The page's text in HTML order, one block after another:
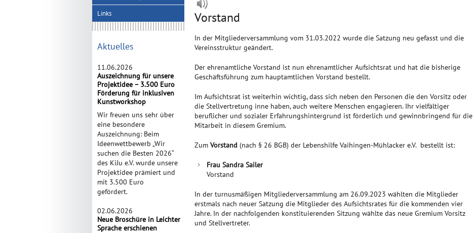
Links
Aktuelles
11.06.2026
Auszeichnung für unsere
Projektidee – 3.500 Euro
Förderung für inklusiven
Kunstworkshop
Wir freuen uns sehr über
eine besondere
Auszeichnung: Beim
Ideenwettbewerb „Wir
suchen die Besten 2026“
des KiJu e.V. wurde unsere
Projektidee prämiert und
mit 3.500 Euro
gefördert.
02.06.2026
Neue Broschüre in Leichter
Sprache erschienen
Vorstand
In der Mitgliederversammlung vom 31.03.2022 wurde die Satzung neu gefasst und die
Vereinsstruktur geändert.
Der ehrenamtliche Vorstand ist nun ehrenamtlicher Aufsichtsrat und hat die bisherige
Geschäftsführung zum hauptamtlichen Vorstand bestellt.
Im Aufsichtsrat ist weiterhin wichtig, dass sich neben den Personen die den Vorsitz oder
die Stellvertretung inne haben, auch weitere Menschen engagieren. Ihr vielfältiger
beruflicher und sozialer Erfahrungshintergrund ist förderlich und gewinnbringend für die
Mitarbeit in diesem Gremium.
Zum Vorstand (nach § 26 BGB) der Lebenshilfe Vaihingen-Mühlacker e.V. bestellt ist:
Frau Sandra Sailer
Vorstand
In der turnusmäßigen Mitgliederversammlung am 26.09.2023 wählten die Mitglieder
erstmals nach neuer Satzung die Mitglieder des Aufsichtsrates für die kommenden vier
Jahre. In der nachfolgenden konstituierenden Sitzung wählte das neue Gremium Vorsitz
und Stellvertreter.